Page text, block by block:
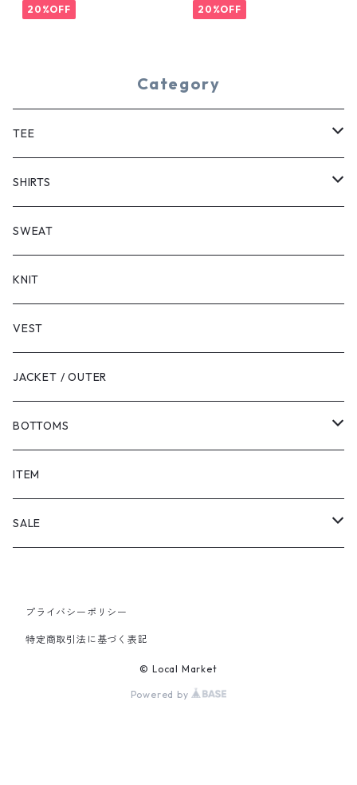
20%OFF 20%OFF
Category
TEE
SHORT SLEEVE
LONG SLEEVE
SHIRTS
SHORT SLEEVE
LONG SLEEVE
SWEAT
KNIT
VEST
JACKET / OUTER
BOTTOMS
SHORTS
PANTS
ITEM
SALE
PANTS
プライバシーポリシー
特定商取引法に基づく表記
© Local Market
Powered by